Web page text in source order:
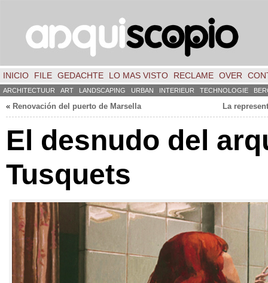
INICIO FILE GEDACHTE LO MAS VISTO RECLAME OVER
ARCHITECTUUR ART LANDSCAPING URBAN INTERIEUR TECHNOLOGIE
« Renovación del puerto de Marsella La
El desnudo del
Tusquets